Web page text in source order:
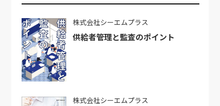
株式会社シーエムプラス
供給者管理と監査のポイント
株式会社シーエムプラス